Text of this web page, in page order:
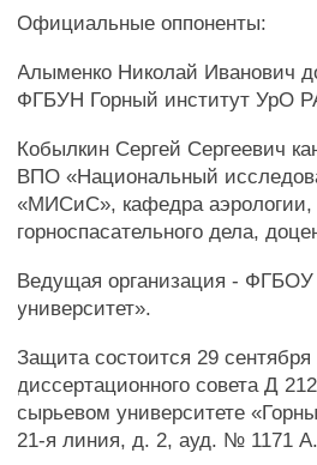
Официальные оппоненты:
Алыменко Николай Иванович
ФГБУН Горный институт УрО
Кобылкин Сергей Сергеевич
ВПО «Национальный
«МИСиС», кафедра аэрологии,
горноспасательного дела,
Ведущая организация -
университет».
Защита состоится 29
диссертационного совета Д
сырьевом университете
21-я линия, д. 2, ауд. № 1171 А.